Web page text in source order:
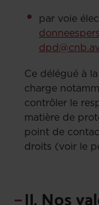
par voie
Ce délégué à
charge
contrôler le
matière de
point de
droits (voir le
II. Nos